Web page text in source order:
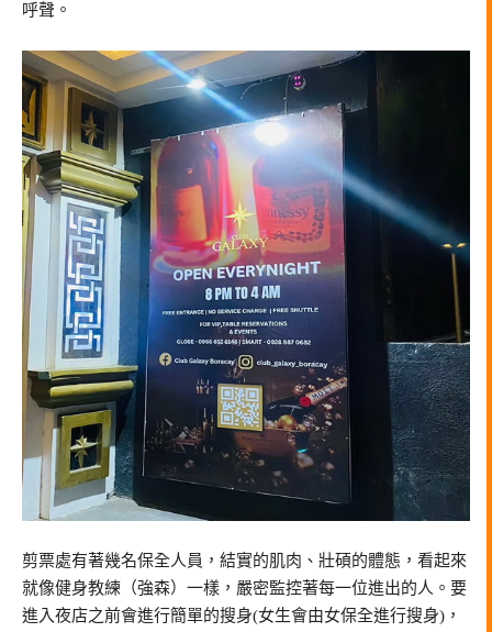
呼聲。
剪票處有著幾名保全人員，結實的肌肉、壯碩的體態，看起來
就像健身教練（強森）一樣，嚴密監控著每一位進出的人。要
進入夜店之前會進行簡單的搜身(女生會由女保全進行搜身)，